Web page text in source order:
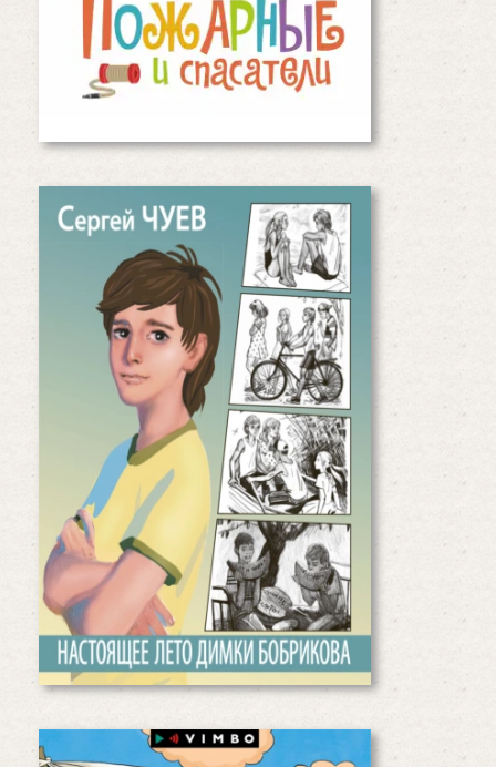
«Настоящее лето Димки
Бобрикова» С. В. Чуев
Димка Бобриков проводит лето
у бабушки в деревне на Дону. Речка,
прополка картошки, младшая
сестра-доставала, вредные соседи,
которые не дают спокойно
отдыхать и делать что…
Читать дальше
Андрей Усачев «Малуся и